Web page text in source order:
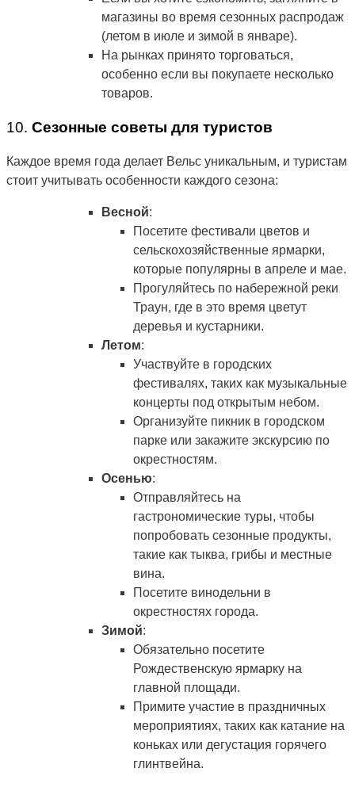
магазины во время сезонных распродаж
(летом в июле и зимой в январе).
На рынках принято торговаться,
особенно если вы покупаете несколько
товаров.
10. Сезонные советы для туристов
Каждое время года делает Вельс уникальным, и туристам
стоит учитывать особенности каждого сезона:
Весной:
Посетите фестивали цветов и
сельскохозяйственные ярмарки,
которые популярны в апреле и мае.
Прогуляйтесь по набережной реки
Траун, где в это время цветут
деревья и кустарники.
Летом:
Участвуйте в городских
фестивалях, таких как музыкальные
концерты под открытым небом.
Организуйте пикник в городском
парке или закажите экскурсию по
окрестностям.
Осенью:
Отправляйтесь на
гастрономические туры, чтобы
попробовать сезонные продукты,
такие как тыква, грибы и местные
вина.
Посетите винодельни в
окрестностях города.
Зимой:
Обязательно посетите
Рождественскую ярмарку на
главной площади.
Примите участие в праздничных
мероприятиях, таких как катание на
коньках или дегустация горячего
глинтвейна.